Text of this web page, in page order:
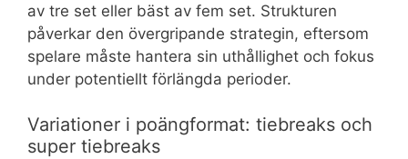
av tre set eller bäst av fem set. Strukturen
påverkar den övergripande strategin, eftersom
spelare måste hantera sin uthållighet och fokus
under potentiellt förlängda perioder.
Variationer i poängformat: tiebreaks och
super tiebreaks